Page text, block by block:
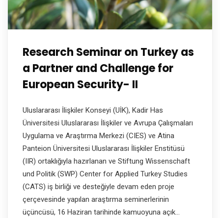
Research Seminar on Turkey as
a Partner and Challenge for
European Security- II
Uluslararası İlişkiler Konseyi (UİK), Kadir Has
Üniversitesi Uluslararası İlişkiler ve Avrupa Çalışmaları
Uygulama ve Araştırma Merkezi (CIES) ve Atina
Panteion Üniversitesi Uluslararası İlişkiler Enstitüsü
(IIR) ortaklığıyla hazırlanan ve Stiftung Wissenschaft
und Politik (SWP) Center for Applied Turkey Studies
(CATS) iş birliği ve desteğiyle devam eden proje
çerçevesinde yapılan araştırma seminerlerinin
üçüncüsü, 16 Haziran tarihinde kamuoyuna açık…